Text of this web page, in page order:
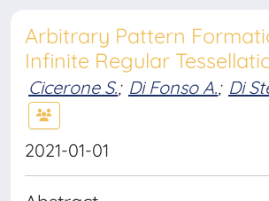
Arbitrary Pattern
Infinite Regular
Cicerone S.; Di Fonso A.; Di
2021-01-01